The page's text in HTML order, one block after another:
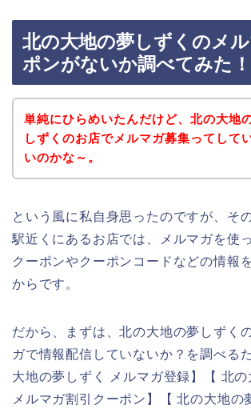
北の大地の夢しずくのメ
ポンがないか調べてみた！
単純にひらめいたんだけど、北の大地
しずくのお店でメルマガ募集ってして
いのかな～。
という風に私自身思ったのですが、そ
駅近くにあるお店では、メルマガを使
クーポンやクーポンコードなどの情報
からです。
だから、まずは、北の大地の夢しずく
ガで情報配信していないか？を調べる
大地の夢しずく メルマガ登録】【 北の
メルマガ割引クーポン】【 北の大地の